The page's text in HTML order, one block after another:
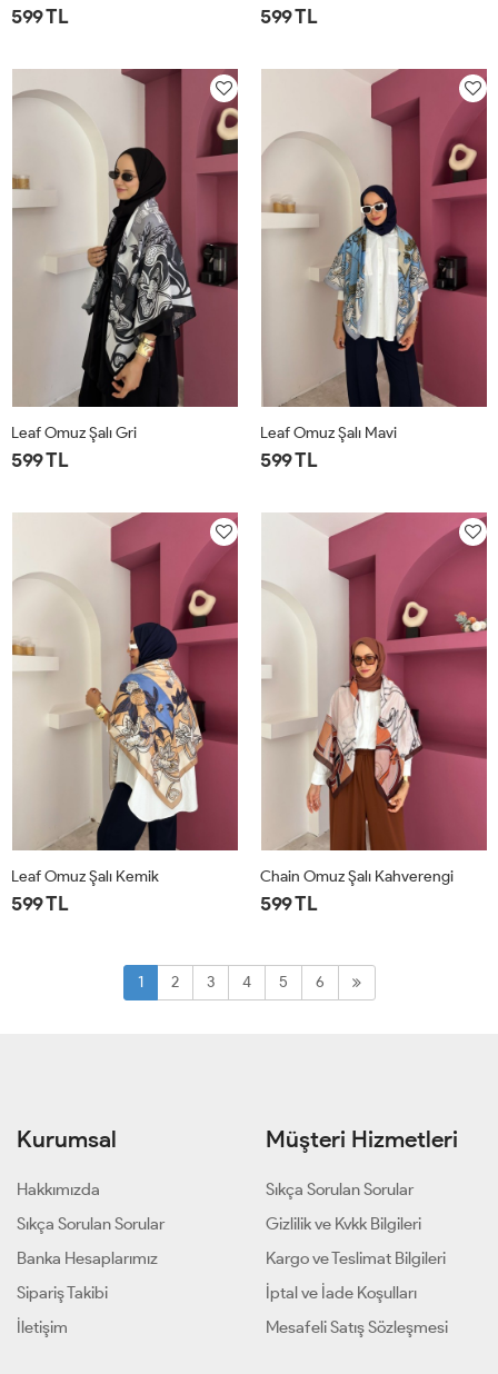
599 TL 599 TL
Leaf Omuz Şalı Gri
599 TL
Leaf Omuz Şalı Mavi
599 TL
Leaf Omuz Şalı Kemik
599 TL
Chain Omuz Şalı Kahverengi
599 TL
1 2 3 4 5 6
Kurumsal
Hakkımızda
Sıkça Sorulan Sorular
Banka Hesaplarımız
Sipariş Takibi
İletişim
Müşteri Hizmetleri
Sıkça Sorulan Sorular
Gizlilik ve Kvkk Bilgileri
Kargo ve Teslimat Bilgileri
İptal ve İade Koşulları
Mesafeli Satış Sözleşmesi